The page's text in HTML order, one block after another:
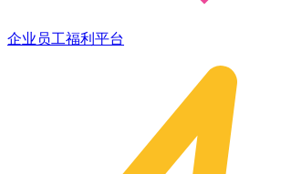
企业员工福利平台